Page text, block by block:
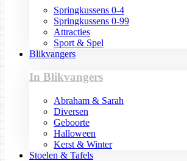
Springkussens 0-4
Springkussens 0-99
Attracties
Sport & Spel
Blikvangers
In Blikvangers
Abraham & Sarah
Diversen
Geboorte
Halloween
Kerst & Winter
Stoelen & Tafels